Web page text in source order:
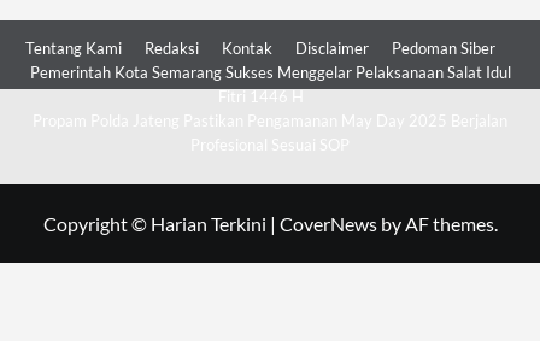
Tentang Kami Redaksi Kontak Disclaimer
Pedoman Siber
Pemerintah Kota Semarang Sukses Menggelar Pelaksanaan Salat Idul
Copyright © Harian Terkini | CoverNewsby AF themes.